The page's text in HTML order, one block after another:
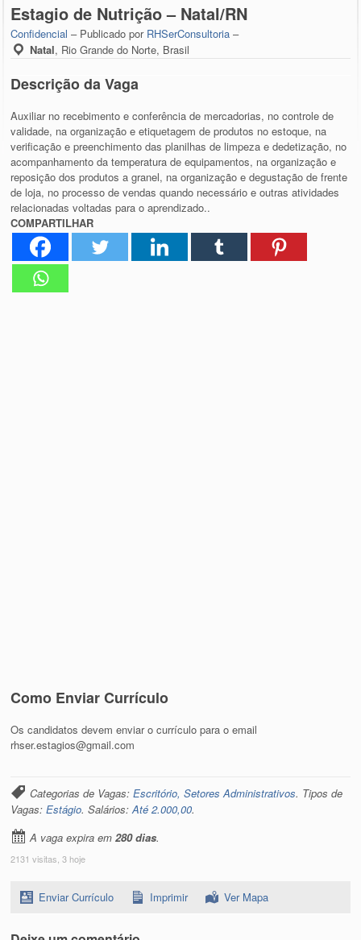
Estagio de Nutrição – Natal/RN
Confidencial – Publicado por RHSerConsultoria –
Natal, Rio Grande do Norte, Brasil
Descrição da Vaga
Auxiliar no recebimento e conferência de mercadorias, no controle de
validade, na organização e etiquetagem de produtos no estoque, na
verificação e preenchimento das planilhas de limpeza e dedetização, no
acompanhamento da temperatura de equipamentos, na organização e
reposição dos produtos a granel, na organização e degustação de frente
de loja, no processo de vendas quando necessário e outras atividades
relacionadas voltadas para o aprendizado..
COMPARTILHAR
Como Enviar Currículo
Os candidatos devem enviar o currículo para o email
rhser.estagios@gmail.com
Categorias de Vagas:Escritório, Setores Administrativos. Tipos de
Vagas:Estágio. Salários:Até 2.000,00.
A vaga expira em280 dias.
2131 visitas, 3 hoje
Enviar Currículo Imprimir Ver Mapa